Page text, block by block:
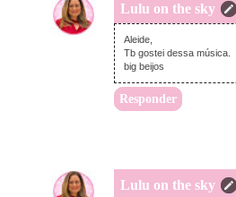
Lulu on the sky
Aleide,
Tb gostei dessa música.
big beijos
Responder
Lulu on the sky